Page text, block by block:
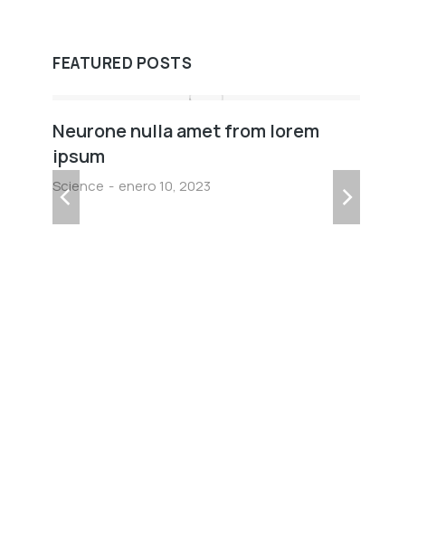
FEATURED POSTS
Neurone nulla amet from lorem
ipsum
Science enero 10, 2023